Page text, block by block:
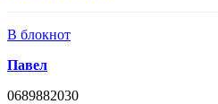
В блокнот
Павел
0689882030